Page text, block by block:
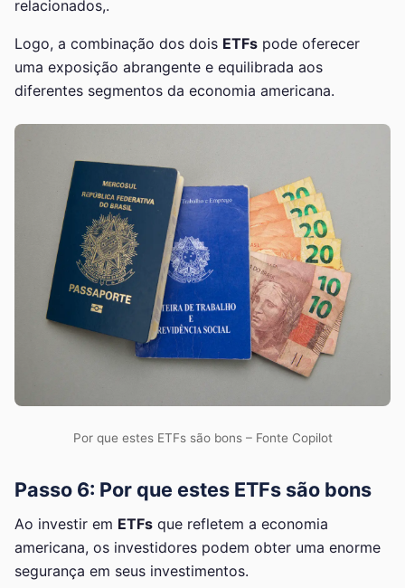
relacionados,.
Logo, a combinação dos dois ETFs pode oferecer
uma exposição abrangente e equilibrada aos
diferentes segmentos da economia americana.
Por que estes ETFs são bons – Fonte Copilot
Passo 6: Por que estes ETFs são bons
Ao investir em ETFs que refletem a economia
americana, os investidores podem obter uma enorme
segurança em seus investimentos.